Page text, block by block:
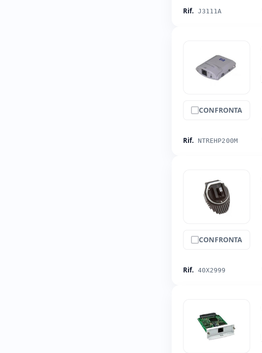
Rif. J3111A
CONFRONTA
Rif. NTREHP200M
CONFRONTA
Rif. 40X2999